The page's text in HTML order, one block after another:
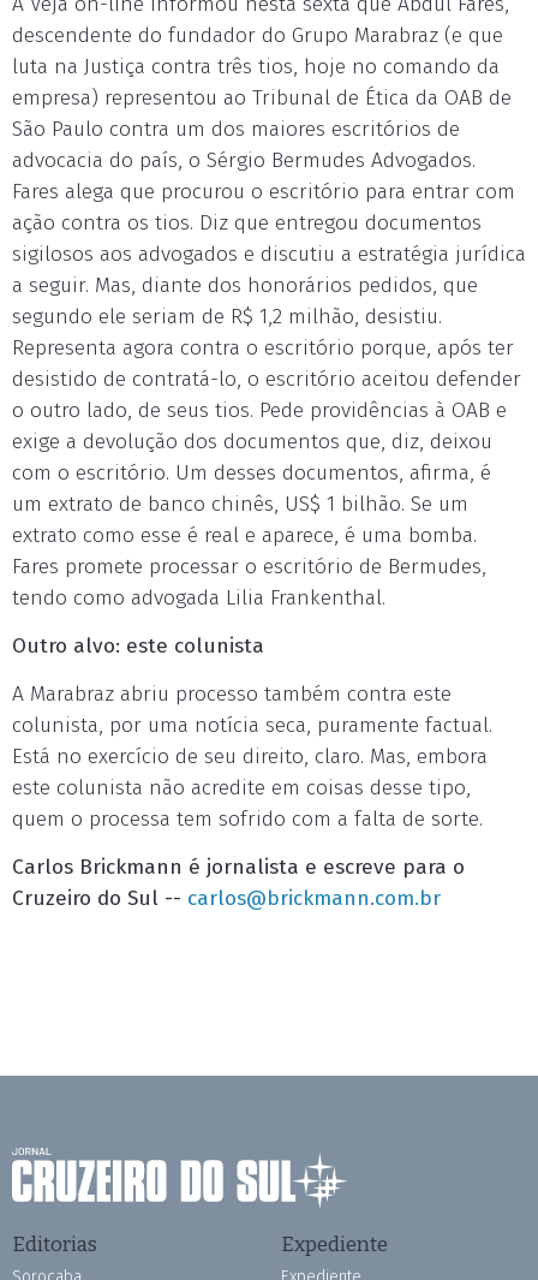
descendente do fundador do Grupo Marabraz (e que
luta na Justiça contra três tios, hoje no comando da
empresa) representou ao Tribunal de Ética da OAB de
São Paulo contra um dos maiores escritórios de
advocacia do país, o Sérgio Bermudes Advogados.
Fares alega que procurou o escritório para entrar com
ação contra os tios. Diz que entregou documentos
sigilosos aos advogados e discutiu a estratégia jurídica
a seguir. Mas, diante dos honorários pedidos, que
segundo ele seriam de R$ 1,2 milhão, desistiu.
Representa agora contra o escritório porque, após ter
desistido de contratá-lo, o escritório aceitou defender
o outro lado, de seus tios. Pede providências à OAB e
exige a devolução dos documentos que, diz, deixou
com o escritório. Um desses documentos, afirma, é
um extrato de banco chinês, US$ 1 bilhão. Se um
extrato como esse é real e aparece, é uma bomba.
Fares promete processar o escritório de Bermudes,
tendo como advogada Lilia Frankenthal.
Outro alvo: este colunista
A Marabraz abriu processo também contra este
colunista, por uma notícia seca, puramente factual.
Está no exercício de seu direito, claro. Mas, embora
este colunista não acredite em coisas desse tipo,
quem o processa tem sofrido com a falta de sorte.
Carlos Brickmann é jornalista e escreve para o
Cruzeiro do Sul -- carlos@brickmann.com.br
Editorias Expediente